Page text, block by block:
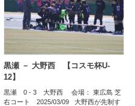
黒瀬 － 大野西 【コスモ杯U-
12】
黒瀬 0 - 3 大野西 会場： 東広島 芝
右コート 2025/03/09 大野西が先制す